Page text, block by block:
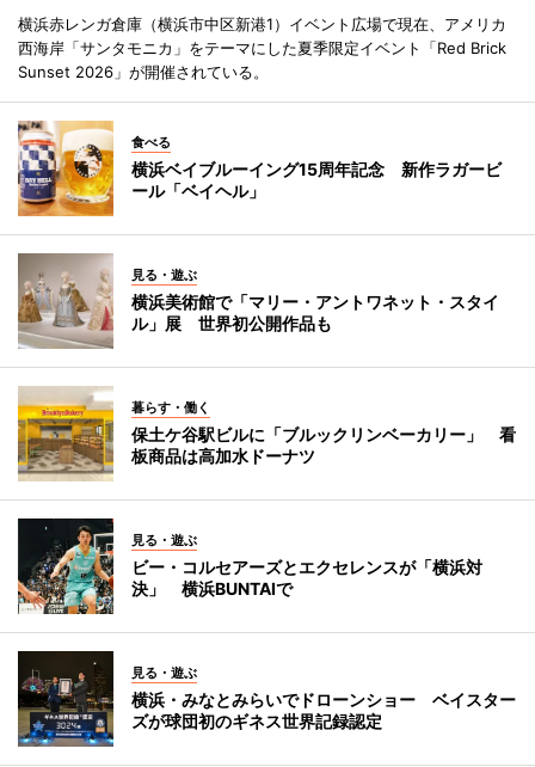
横浜赤レンガ倉庫（横浜市中区新港1）イベント広場で現在、アメリカ
西海岸「サンタモニカ」をテーマにした夏季限定イベント「Red Brick
Sunset 2026」が開催されている。
食べる
横浜ベイブルーイング15周年記念 新作ラガービ
ール「ベイヘル」
見る・遊ぶ
横浜美術館で「マリー・アントワネット・スタイ
ル」展 世界初公開作品も
暮らす・働く
保土ケ谷駅ビルに「ブルックリンベーカリー」 看
板商品は高加水ドーナツ
見る・遊ぶ
ビー・コルセアーズとエクセレンスが「横浜対
決」 横浜BUNTAIで
見る・遊ぶ
横浜・みなとみらいでドローンショー ベイスター
ズが球団初のギネス世界記録認定